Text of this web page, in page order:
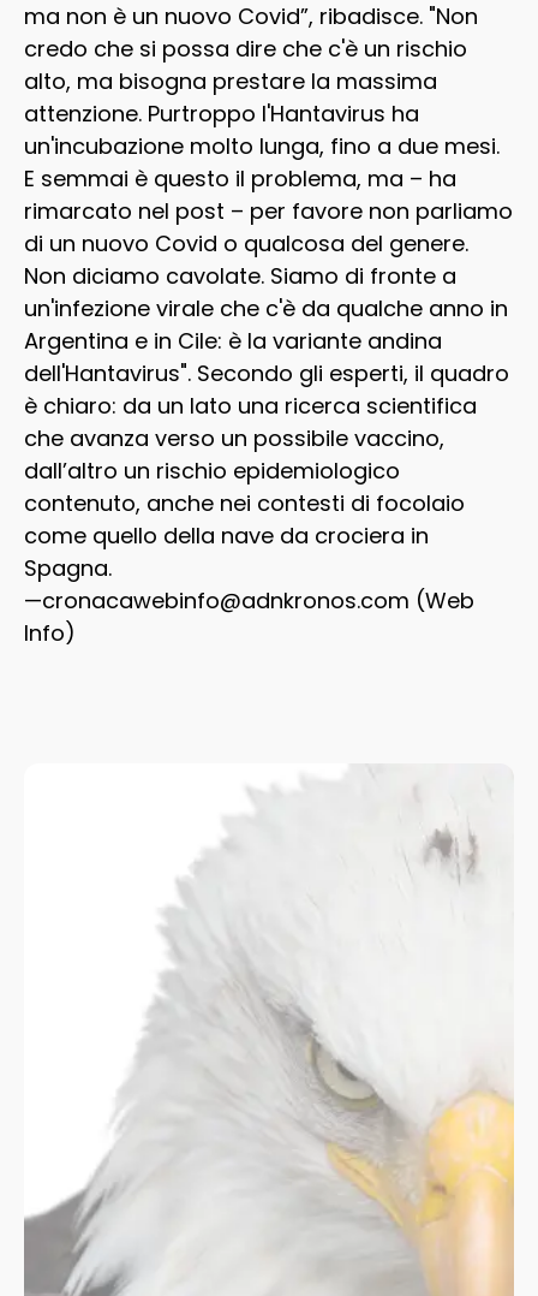
ma non è un nuovo Covid”, ribadisce. "Non
credo che si possa dire che c'è un rischio
alto, ma bisogna prestare la massima
attenzione. Purtroppo l'Hantavirus ha
un'incubazione molto lunga, fino a due mesi.
E semmai è questo il problema, ma – ha
rimarcato nel post – per favore non parliamo
di un nuovo Covid o qualcosa del genere.
Non diciamo cavolate. Siamo di fronte a
un'infezione virale che c'è da qualche anno in
Argentina e in Cile: è la variante andina
dell'Hantavirus". Secondo gli esperti, il quadro
è chiaro: da un lato una ricerca scientifica
che avanza verso un possibile vaccino,
dall’altro un rischio epidemiologico
contenuto, anche nei contesti di focolaio
come quello della nave da crociera in
Spagna.
—cronacawebinfo@adnkronos.com (Web
Info)